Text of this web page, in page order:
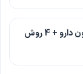
درمان حساسیت و آلرژی پاییزی بدون دارو + 4 روش